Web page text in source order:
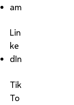
am
Lin
ke
dIn
Tik
To